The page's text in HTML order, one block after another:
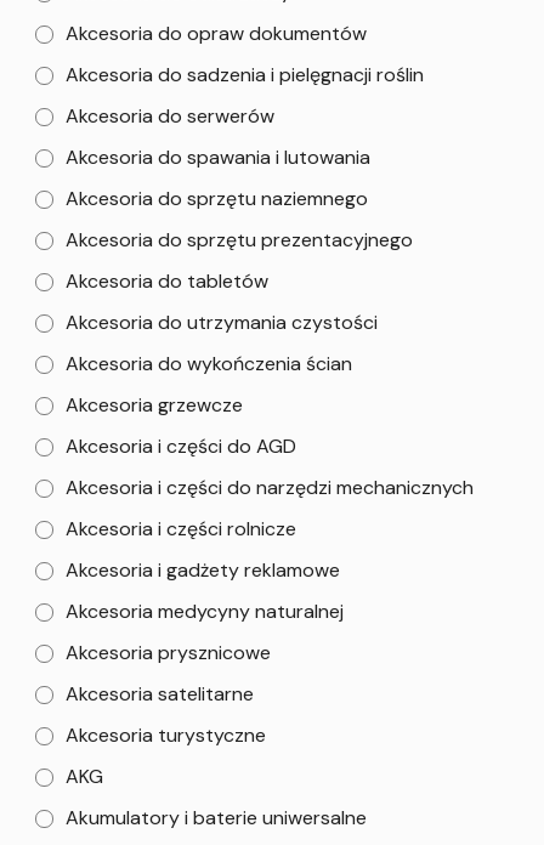
Akcesoria do opraw dokumentów
Akcesoria do sadzenia i pielęgnacji roślin
Akcesoria do serwerów
Akcesoria do spawania i lutowania
Akcesoria do sprzętu naziemnego
Akcesoria do sprzętu prezentacyjnego
Akcesoria do tabletów
Akcesoria do utrzymania czystości
Akcesoria do wykończenia ścian
Akcesoria grzewcze
Akcesoria i części do AGD
Akcesoria i części do narzędzi mechanicznych
Akcesoria i części rolnicze
Akcesoria i gadżety reklamowe
Akcesoria medycyny naturalnej
Akcesoria prysznicowe
Akcesoria satelitarne
Akcesoria turystyczne
AKG
Akumulatory i baterie uniwersalne